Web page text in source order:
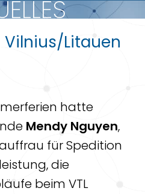
Litauen
hatte
Mendy Nguyen,
für Spedition
die
beim VTL